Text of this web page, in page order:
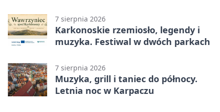
7 sierpnia 2026
Karkonoskie rzemiosło, legendy i
muzyka. Festiwal w dwóch parkach
7 sierpnia 2026
Muzyka, grill i taniec do północy.
Letnia noc w Karpaczu